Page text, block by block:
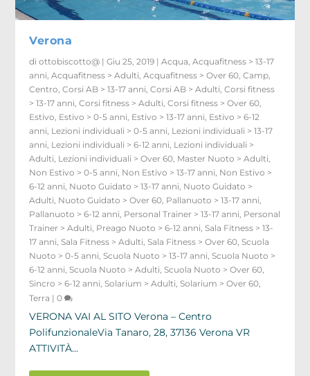
Verona
diottobiscotto@ |Giu 25, 2019 |Acqua ,Acquafitness > 13-17
anni ,Acquafitness > Adulti ,Acquafitness > Over 60 ,Camp
Centro ,Corsi AB > 13-17 anni ,Corsi AB > Adulti ,Corsi fitness
> 13-17 anni ,Corsi fitness > Adulti ,Corsi fitness > Over 60
Estivo Estivo > 0-5 anni Estivo > 13-17 anni Estivo > 6-12
anni Lezioni individuali > 0-5 anni Lezioni individuali > 13-17
anni Lezioni individuali > 6-12 anni Lezioni individuali >
Adulti Lezioni individuali > Over 60 Master Nuoto > Adulti
Non Estivo > 0-5 anni Non Estivo > 13-17 anni Non Estivo >
6-12 anni Nuoto Guidato > 13-17 anni Nuoto Guidato >
Adulti Nuoto Guidato > Over 60 Pallanuoto > 13-17 anni
Pallanuoto > 6-12 anni Personal Trainer > 13-17 anni Personal
Trainer > Adulti Preago Nuoto > 6-12 anni ,Sala Fitness > 13-
17 anni ,Sala Fitness > Adulti ,Sala Fitness > Over 60 ,Scuola
Nuoto > 0-5 anni ,Scuola Nuoto > 13-17 anni ,Scuola Nuoto >
6-12 anni ,Scuola Nuoto > Adulti ,Scuola Nuoto > Over 60
Sincro > 6-12 anni ,Solarium > Adulti ,Solarium > Over 60
Terra |0
VERONA VAI AL SITO Verona – Centro
PolifunzionaleVia Tanaro, 28, 37136 Verona VR
ATTIVITÀ...